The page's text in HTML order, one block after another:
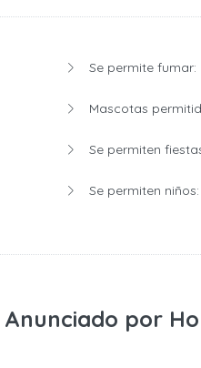
Se permite fumar:
Mascotas
Se permiten
Se permiten niños:
Anunciado por